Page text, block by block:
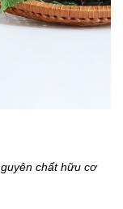
chất hữu cơ